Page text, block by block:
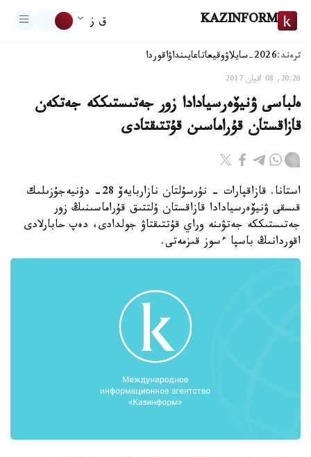
KAZINFORM ق ز
ترەند:2026-سايلاۋ وقيعاتاعايىنداۋاقوردا
20:26, 08 اقپان 2017
ەلباسى ۋنيۆەرسيادادا زور جەتىستىككە جەتكەن
قازاقستان قۇراماسىن قۇتتىقتادى
استانا. قازاقپارات - نۇرسۇلتان نازاربايەۆ 28- دۇنيەجۇزىلىك
قىسقى ۋنيۆەرسيادادا قازاقستان ۇلتتىق قۇراماسىنىڭ زور
جەتىستىككە جەتۋىنە وراي قۇتتىقتاۋ جولدادى، دەپ حابارلادى
اقوردانىڭ باسپا ءسوز قىزمەتى.